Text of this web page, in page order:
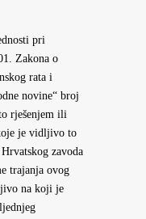
pri
Zakona o
rata i
novine“ broj
rješenjem ili
je vidljivo to
zavoda
trajanja ovog
na koji je